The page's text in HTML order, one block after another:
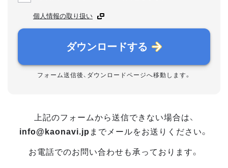
個人情報の取り扱い
ダウンロードする
フォーム送信後、ダウンロードページへ移動します。
上記のフォームから送信できない場合は、
info@kaonavi.jp までメールをお送りください。
お電話でのお問い合わせも承っております。